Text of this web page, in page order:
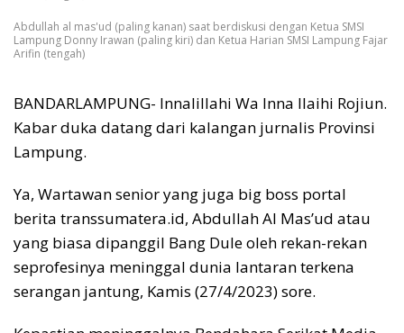
Abdullah al mas'ud (paling kanan) saat berdiskusi dengan Ketua SMSI
Lampung Donny Irawan (paling kiri) dan Ketua Harian SMSI Lampung Fajar
Arifin (tengah)
BANDARLAMPUNG- Innalillahi Wa Inna Ilaihi Rojiun.
Kabar duka datang dari kalangan jurnalis Provinsi
Lampung.
Ya, Wartawan senior yang juga big boss portal
berita transsumatera.id, Abdullah Al Mas’ud atau
yang biasa dipanggil Bang Dule oleh rekan-rekan
seprofesinya meninggal dunia lantaran terkena
serangan jantung, Kamis (27/4/2023) sore.